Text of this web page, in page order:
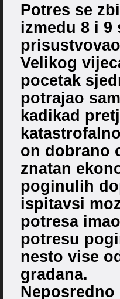
Potres se
izmedu 8 i 9
Velikog
pocetak
potrajao
kadikad
on dobrano
znatan
poginulih
ispitavsi
potresa
potresu
nesto vise
gradana.
Neposredno